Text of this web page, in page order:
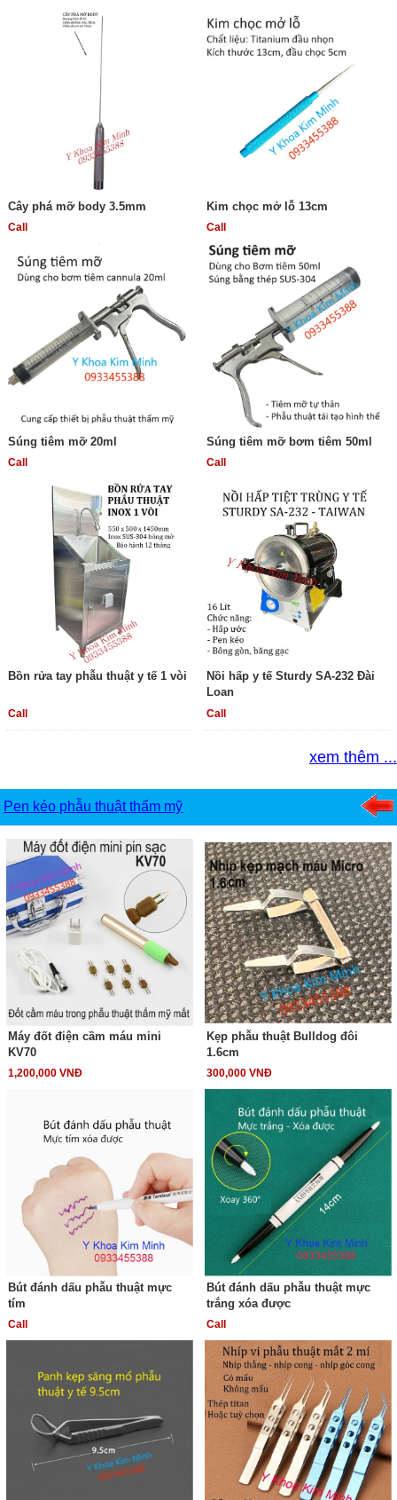
Cây phá mỡ body 3.5mm
Call
Kim chọc mở lỗ 13cm
Call
Súng tiêm mỡ 20ml
Call
Súng tiêm mỡ bơm tiêm 50ml
Call
Bồn rửa tay phẫu thuật y tế 1 vòi
Call
Nồi hấp y tế Sturdy SA-232 Đài
Loan
Call
xem thêm ...
Pen kéo phẫu thuật thẩm mỹ
Máy đốt điện cầm máu mini
KV70
1,200,000 VNĐ
Kẹp phẫu thuật Bulldog đôi
1.6cm
300,000 VNĐ
Bút đánh dấu phẫu thuật mực
tím
Call
Bút đánh dấu phẫu thuật mực
trắng xóa được
Call